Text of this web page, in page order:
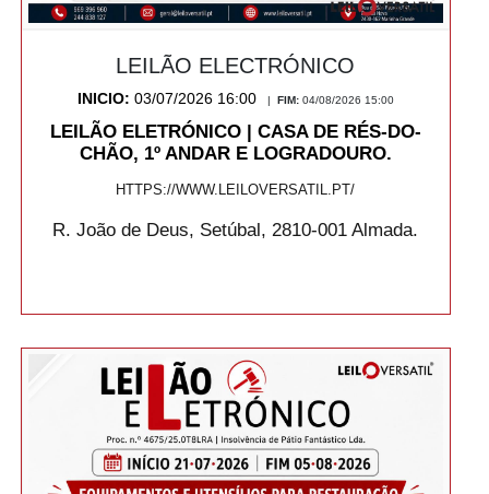
LEILÃO ELECTRÓNICO
INICIO: 03/07/2026 16:00 FIM: 04/08/2026 15:00
LEILÃO ELETRÓNICO | CASA DE RÉS-DO-
CHÃO, 1º ANDAR E LOGRADOURO.
HTTPS://WWW.LEILOVERSATIL.PT/
R. João de Deus, Setúbal, 2810-001 Almada.